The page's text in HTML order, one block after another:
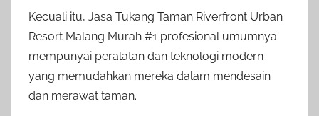
Kecuali itu, Jasa Tukang Taman Riverfront Urban
Resort Malang Murah #1 profesional umumnya
mempunyai peralatan dan teknologi modern
yang memudahkan mereka dalam mendesain
dan merawat taman.